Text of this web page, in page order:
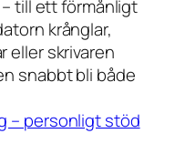
till ett förmånligt
krånglar,
eller skrivaren
snabbt bli både
– personligt stöd